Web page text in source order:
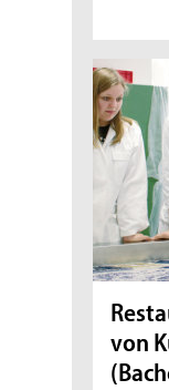
von